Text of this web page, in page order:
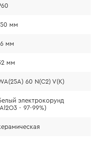
мм
мм
мм
60 N(C2) V(K)
электрокорунд
- 97-99%)